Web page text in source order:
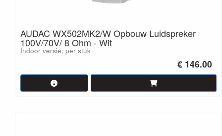
AUDAC WX502MK2/W Opbouw Luidspreker
100V/70V/ 8 Ohm - Wit
Indoor versie; per stuk
€ 146.00